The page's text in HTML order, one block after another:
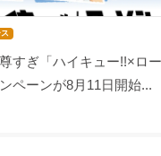
すぎ「ハイキュー!!×ロー
ペーンが8月11日開始...